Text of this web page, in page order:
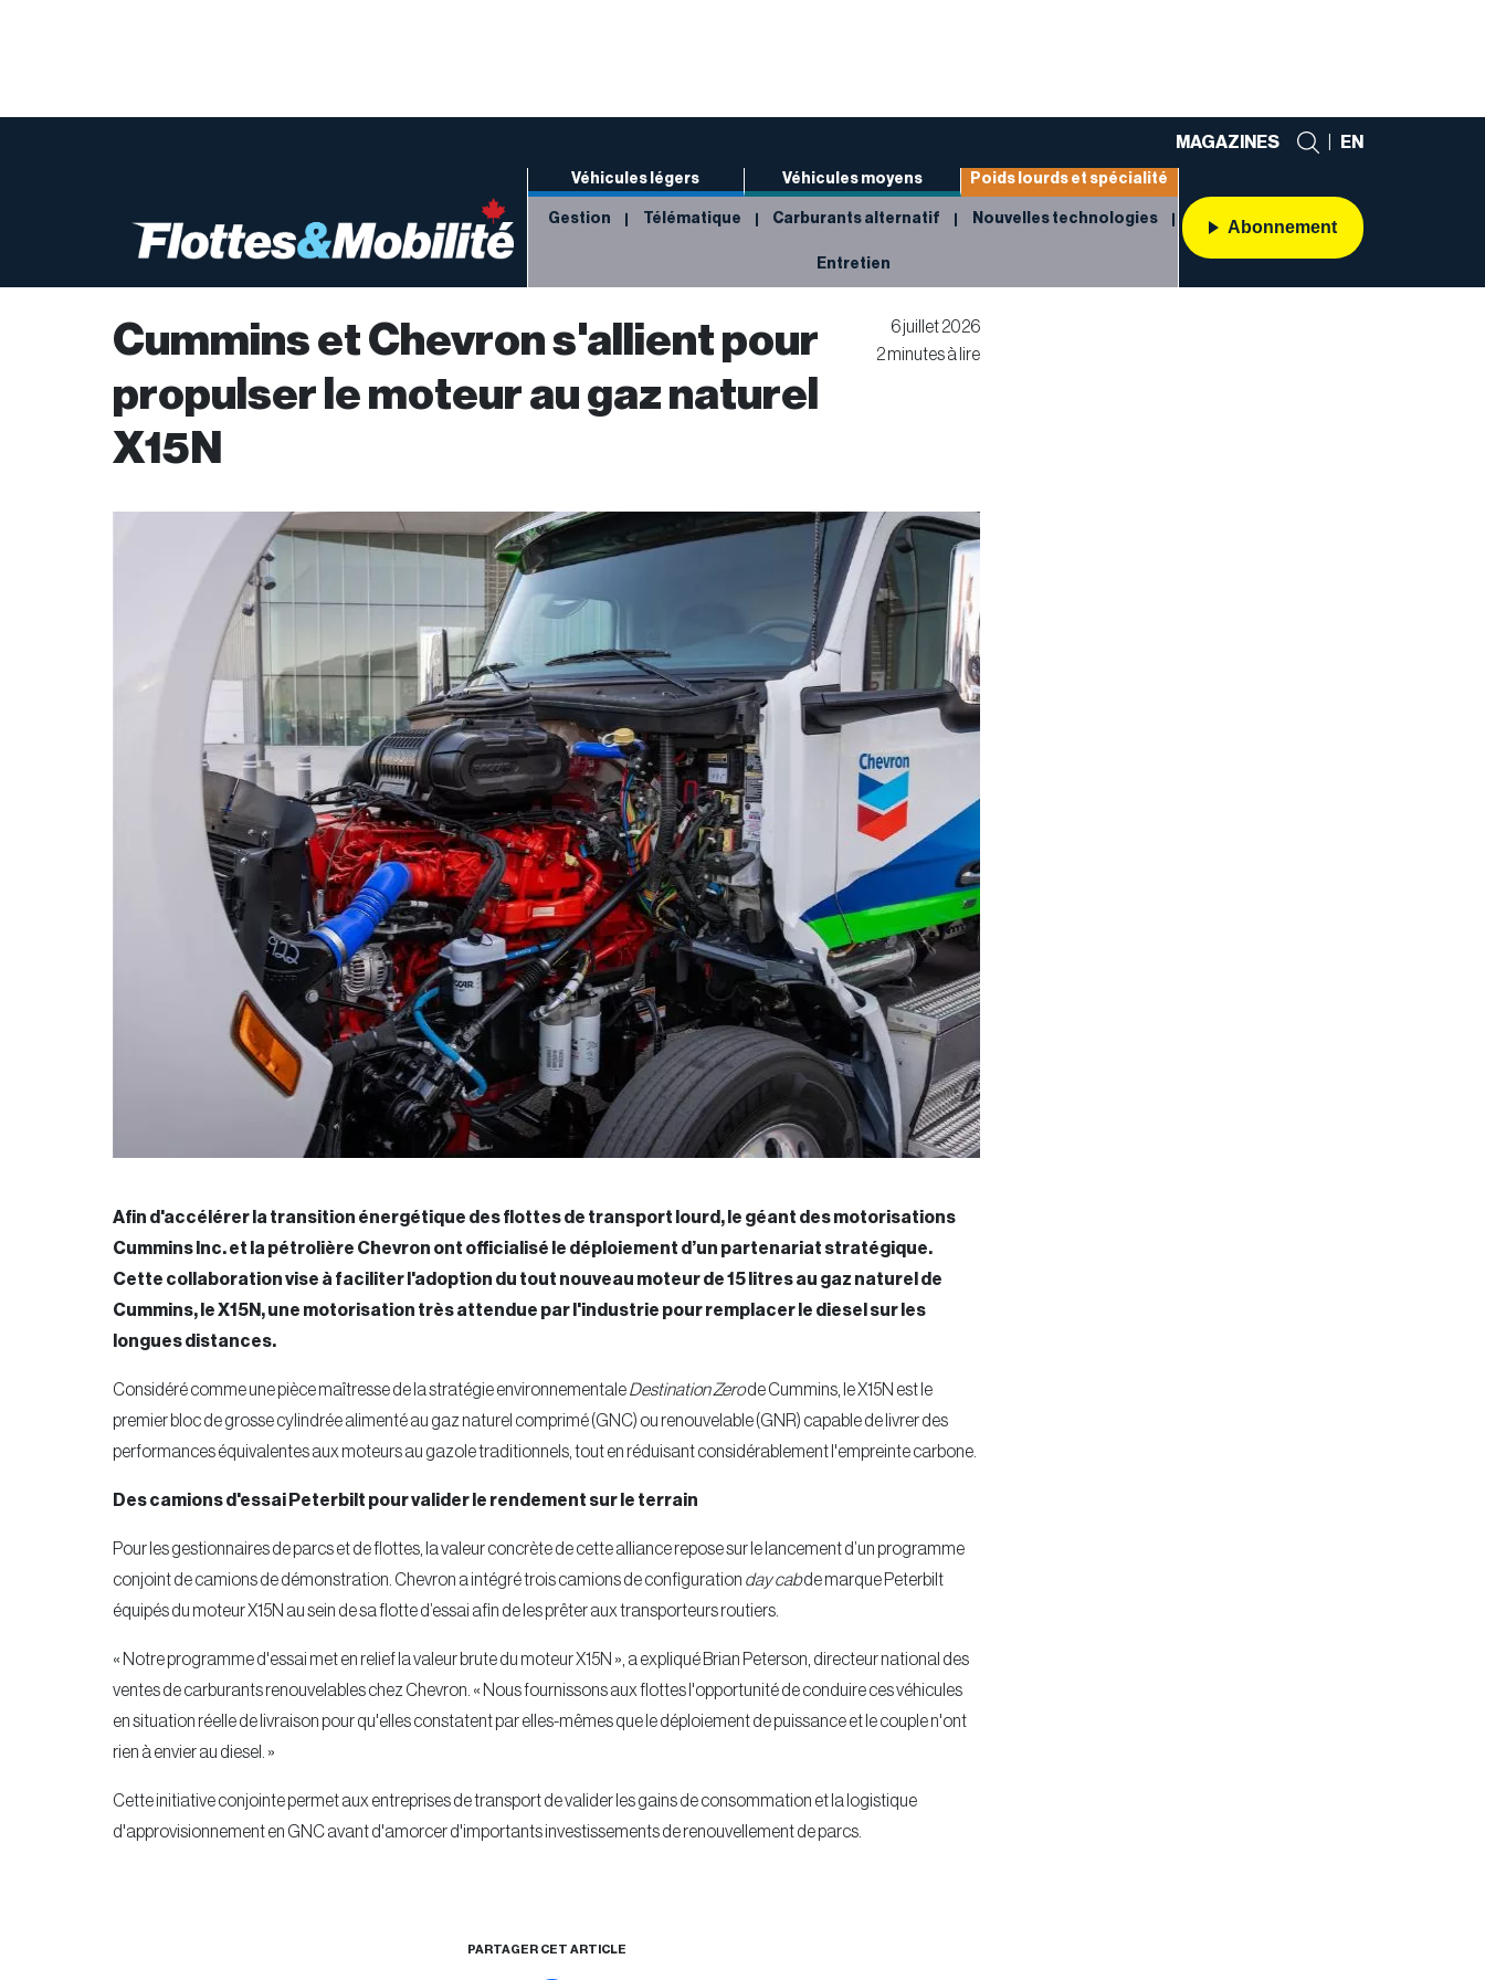
MAGAZINES EN
Véhicules légers Véhicules moyens Poids lourds et spécialité
Gestion Télématique Carburants alternatif Nouvelles technologies
Entretien
Abonnement
Cummins et Chevron s'allient pour
propulser le moteur au gaz naturel
X15N
6 juillet 2026
2 minutes à lire
Afin d'accélérer la transition énergétique des flottes de transport lourd, le géant des motorisations
Cummins Inc. et la pétrolière Chevron ont officialisé le déploiement d’un partenariat stratégique.
Cette collaboration vise à faciliter l'adoption du tout nouveau moteur de 15 litres au gaz naturel de
Cummins, le X15N, une motorisation très attendue par l'industrie pour remplacer le diesel sur les
longues distances.
Considéré comme une pièce maîtresse de la stratégie environnementaleDestination Zerode Cummins, le X15N est le
premier bloc de grosse cylindrée alimenté au gaz naturel comprimé (GNC) ou renouvelable (GNR) capable de livrer des
performances équivalentes aux moteurs au gazole traditionnels, tout en réduisant considérablement l'empreinte carbone.
Des camions d'essai Peterbilt pour valider le rendement sur le terrain
Pour les gestionnaires de parcs et de flottes, la valeur concrète de cette alliance repose sur le lancement d’un programme
conjoint de camions de démonstration. Chevron a intégré trois camions de configuration day cabde marque Peterbilt
équipés du moteur X15N au sein de sa flotte d’essai afin de les prêter aux transporteurs routiers.
« Notre programme d'essai met en relief la valeur brute du moteur X15N », a expliqué Brian Peterson, directeur national des
ventes de carburants renouvelables chez Chevron. « Nous fournissons aux flottes l'opportunité de conduire ces véhicules
en situation réelle de livraison pour qu'elles constatent par elles-mêmes que le déploiement de puissance et le couple n'ont
rien à envier au diesel. »
Cette initiative conjointe permet aux entreprises de transport de valider les gains de consommation et la logistique
d'approvisionnement en GNC avant d'amorcer d'importants investissements de renouvellement de parcs.
PARTAGER CET ARTICLE